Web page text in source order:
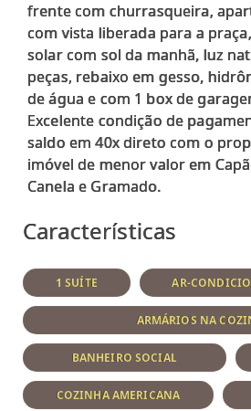
frente com churrasqueira,
com vista liberada para a
solar com sol da manhã, luz
peças, rebaixo em gesso,
de água e com 1 box de
Excelente condição de
saldo em 40x direto com o
imóvel de menor valor em
Características
1 SUÍTE AR-
ARMÁRIOS NA
BANHEIRO SOCIAL
COZINHA AMERICANA